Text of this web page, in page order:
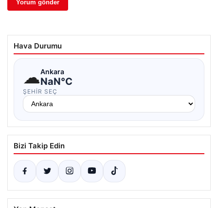
Hava Durumu
☁Ankara
NaN°C
ŞEHIR SEÇ
Bizi Takip Edin